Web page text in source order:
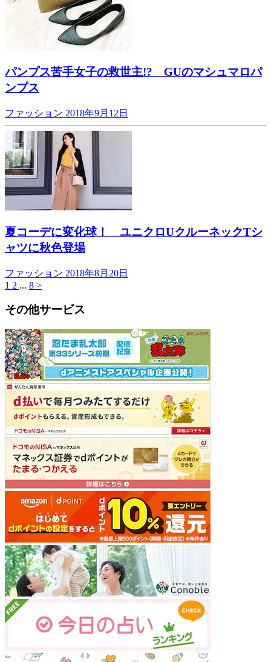
パンプス苦手女子の救世主!? GUのマシュマロパ
ンプス
ファッション 2018年9月12日
夏コーデに変化球！ ユニクロUクルーネックTシ
ャツに秋色登場
ファッション 2018年8月20日
1 2 ... 8 >
その他サービス